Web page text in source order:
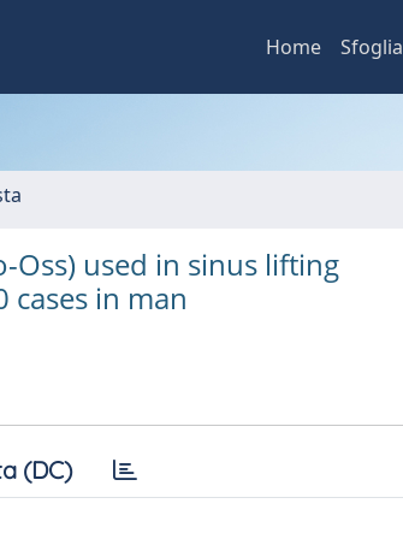
Home Sfoglia
used in sinus lifting
in man
(DC)